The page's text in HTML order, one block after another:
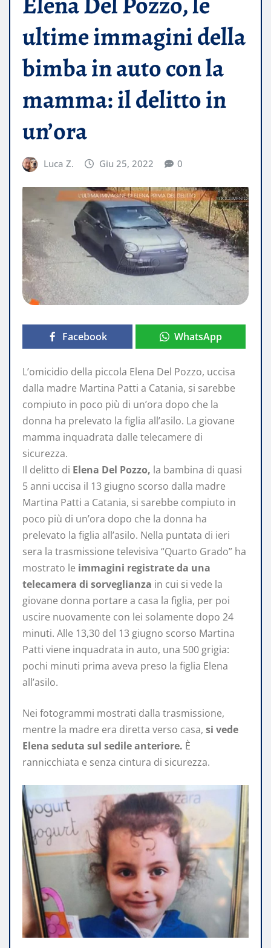
ultime immagini della
bimba in auto con la
mamma: il delitto in
un’ora
Luca Z. Giu 25, 2022 0
Facebook WhatsApp
L’omicidio della piccola Elena Del Pozzo, uccisa
dalla madre Martina Patti a Catania, si sarebbe
compiuto in poco più di un’ora dopo che la
donna ha prelevato la figlia all’asilo. La giovane
mamma inquadrata dalle telecamere di
sicurezza.
Il delitto di Elena Del Pozzo, la bambina di quasi
5 anni uccisa il 13 giugno scorso dalla madre
Martina Patti a Catania, si sarebbe compiuto in
poco più di un’ora dopo che la donna ha
prelevato la figlia all’asilo. Nella puntata di ieri
sera la trasmissione televisiva “Quarto Grado” ha
mostrato le immagini registrate da una
telecamera di sorveglianza in cui si vede la
giovane donna portare a casa la figlia, per poi
uscire nuovamente con lei solamente dopo 24
minuti. Alle 13,30 del 13 giugno scorso Martina
Patti viene inquadrata in auto, una 500 grigia:
pochi minuti prima aveva preso la figlia Elena
all’asilo.
Nei fotogrammi mostrati dalla trasmissione,
mentre la madre era diretta verso casa, si vede
Elena seduta sul sedile anteriore. È
rannicchiata e senza cintura di sicurezza.